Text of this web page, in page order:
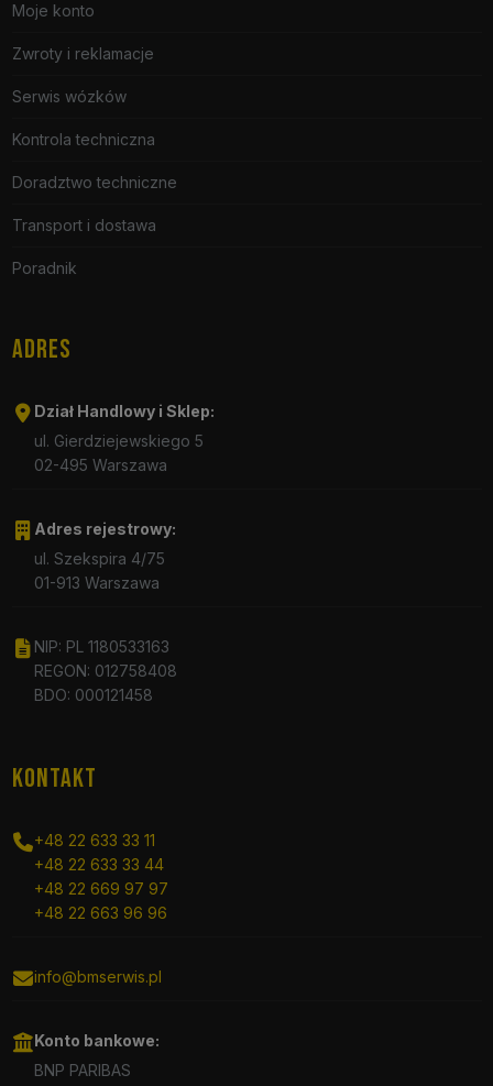
Moje konto
Zwroty i reklamacje
Serwis wózków
Kontrola techniczna
Doradztwo techniczne
Transport i dostawa
Poradnik
ADRES
Dział Handlowy i Sklep:
ul. Gierdziejewskiego 5
02-495 Warszawa
Adres rejestrowy:
ul. Szekspira 4/75
01-913 Warszawa
NIP: PL 1180533163
REGON: 012758408
BDO: 000121458
KONTAKT
+48 22 633 33 11
+48 22 633 33 44
+48 22 669 97 97
+48 22 663 96 96
info@bmserwis.pl
Konto bankowe:
BNP PARIBAS